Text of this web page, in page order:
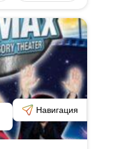
Навигация